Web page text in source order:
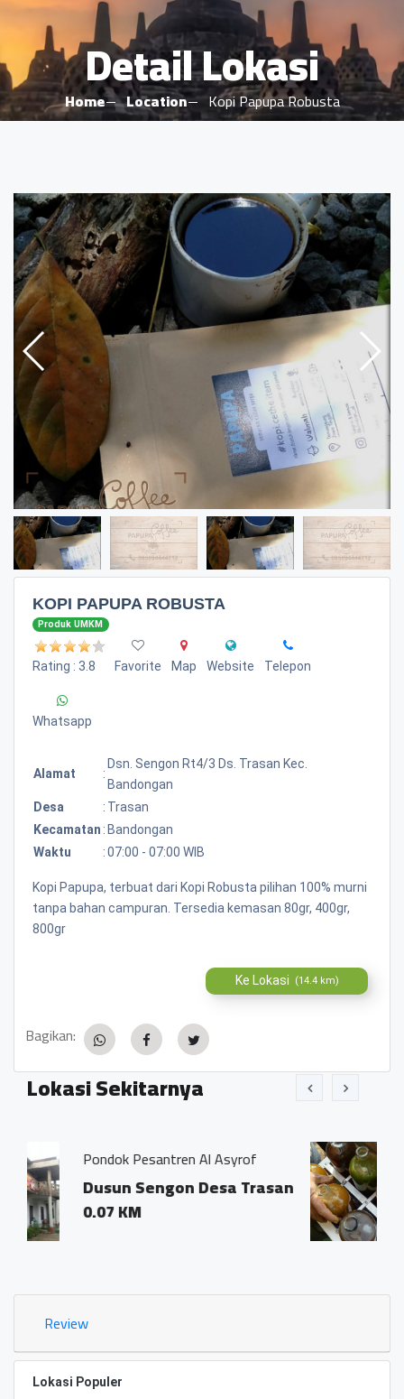
Detail Lokasi
Home Location Kopi Papupa Robusta
KOPI PAPUPA ROBUSTA
Produk UMKM
Rating : 3.8 Favorite Map Website Telepon
Whatsapp
Alamat :
Dsn. Sengon Rt4/3 Ds. Trasan Kec.
Bandongan
Desa
: Trasan
Kecamatan : Bandongan
Waktu
:07:00 - 07:00 WIB
Kopi Papupa, terbuat dari Kopi Robusta pilihan 100% murni
tanpa bahan campuran. Tersedia kemasan 80gr, 400gr,
800gr
Ke Lokasi (14.4 km)
Bagikan:
Lokasi Sekitarnya
Al Asyrof
Desa Trasan
Jamu Tradisisional
Dsn. Sengon
Trasan Kec.
0.03 KM
Review
Lokasi Populer